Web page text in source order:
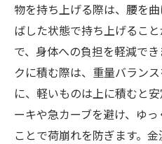
物を持ち上げる際は、腰を
ばした状態で持ち上げるこ
で、身体への負担を軽減で
クに積む際は、重量バラン
に、軽いものは上に積むと
ーキや急カーブを避け、ゆ
ことで荷崩れを防ぎます。